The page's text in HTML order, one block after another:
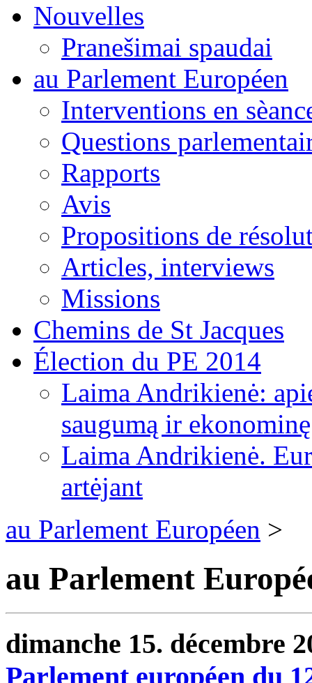
Nouvelles
Pranešimai spaudai
au Parlement Européen
Interventions en
Questions
Rapports
Avis
Propositions de
Articles, interviews
Missions
Chemins de St Jacques
Élection du PE 2014
Laima Andrikienė:
saugumą ir
Laima Andrikienė.
artėjant
au Parlement Européen >
au Parlement
dimanche 15. décembre
Parlement européen du